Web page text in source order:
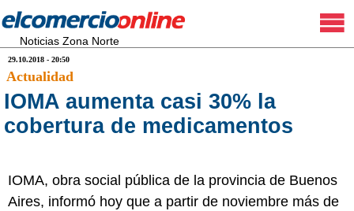
Noticias Zona Norte
29.10.2018 - 20:50
Actualidad
IOMA aumenta casi 30% la
cobertura de medicamentos
IOMA, obra social pública de la provincia de Buenos
Aires, informó hoy que a partir de noviembre más de